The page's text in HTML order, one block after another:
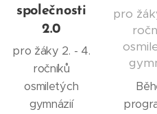
společnosti
2.0
pro žáky 2. - 4.
ročníků
osmiletých
gymnázií
pro